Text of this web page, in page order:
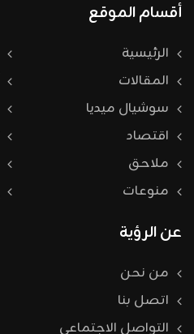
أقسام الموقع
الرئيسية
المقالات
سوشيال ميديا
اقتصاد
ملاحق
منوعات
عن الرؤية
من نحن
اتصل بنا
التواصل الاجتماعي